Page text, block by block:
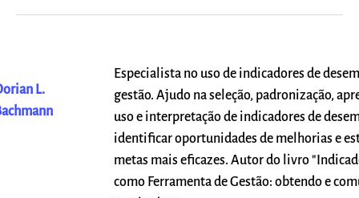
L.
Especialista no uso de indicadores de
gestão. Ajudo na seleção, padronização,
uso e interpretação de indicadores de
identificar oportunidades de melhorias e
metas mais eficazes. Autor do livro
como Ferramenta de Gestão: obtendo e